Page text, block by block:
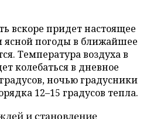
вскоре придет настоящее
ясной погоды в ближайшее
Температура воздуха в
колебаться в дневное
ночью градусники
12–15 градусов тепла.
и становление